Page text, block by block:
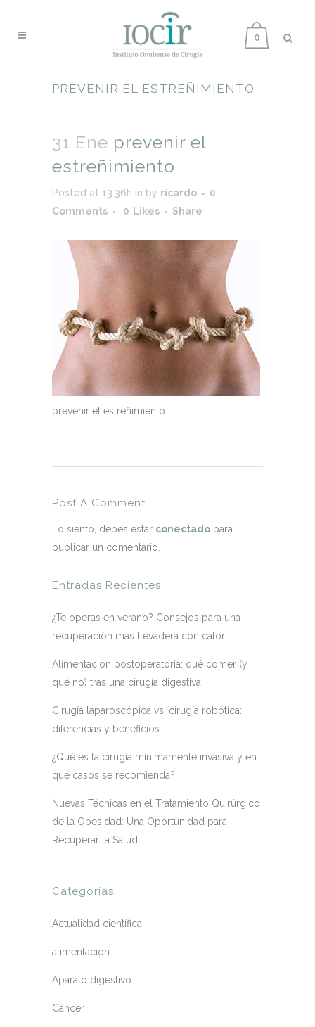
0
PREVENIR EL ESTREÑIMIENTO
31 Ene prevenir el
estreñimiento
Posted at 13:36h in by ricardo
0
Comments
0 Likes Share
prevenir el estreñimiento
Post A Comment
Lo siento, debes estar conectado para
publicar un comentario.
Entradas Recientes
¿Te operas en verano? Consejos para una
recuperación más llevadera con calor
Alimentación postoperatoria: qué comer (y
qué no) tras una cirugía digestiva
Cirugía laparoscópica vs. cirugía robótica:
diferencias y beneficios
¿Qué es la cirugía mínimamente invasiva y en
qué casos se recomienda?
Nuevas Técnicas en el Tratamiento Quirúrgico
de la Obesidad: Una Oportunidad para
Recuperar la Salud
Categorías
Actualidad científica
alimentación
Aparato digestivo
Cáncer